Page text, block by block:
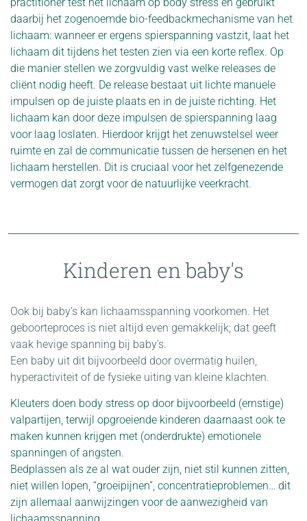
daarbij het zogenoemde bio-feedbackmechanisme van het
lichaam: wanneer er ergens spierspanning vastzit, laat het
lichaam dit tijdens het testen zien via een korte reflex. Op
die manier stellen we zorgvuldig vast welke releases de
cliënt nodig heeft. De release bestaat uit lichte manuele
impulsen op de juiste plaats en in de juiste richting. Het
lichaam kan door deze impulsen de spierspanning laag
voor laag loslaten. Hierdoor krijgt het zenuwstelsel weer
ruimte en zal de communicatie tussen de hersenen en het
lichaam herstellen. Dit is cruciaal voor het zelfgenezende
vermogen dat zorgt voor de natuurlijke veerkracht.
Kinderen en baby's
Ook bij baby’s kan lichaamsspanning voorkomen. Het
geboorteproces is niet altijd even gemakkelijk; dat geeft
vaak hevige spanning bij baby’s.
Een baby uit dit bijvoorbeeld door overmatig huilen,
hyperactiviteit of de fysieke uiting van kleine klachten.
Kleuters doen body stress op door bijvoorbeeld (ernstige)
valpartijen, terwijl opgroeiende kinderen daarnaast ook te
maken kunnen krijgen met (onderdrukte) emotionele
spanningen of angsten.
Bedplassen als ze al wat ouder zijn, niet stil kunnen zitten,
niet willen lopen, “groeipijnen”, concentratieproblemen… dit
zijn allemaal aanwijzingen voor de aanwezigheid van